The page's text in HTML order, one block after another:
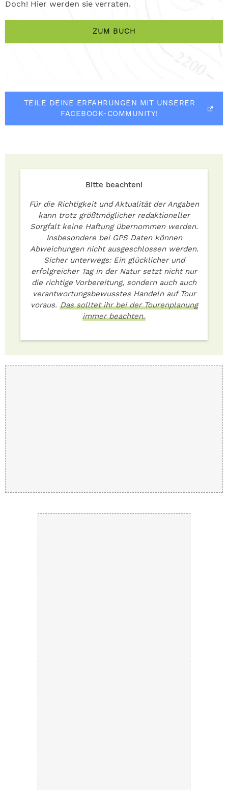
Doch! Hier werden sie verraten.
ZUM BUCH
TEILE DEINE ERFAHRUNGEN MIT UNSERER
FACEBOOK-COMMUNITY!
Bitte beachten!
Für die Richtigkeit und Aktualität der Angaben
kann trotz größtmöglicher redaktioneller
Sorgfalt keine Haftung übernommen werden.
Insbesondere bei GPS Daten können
Abweichungen nicht ausgeschlossen werden.
Sicher unterwegs: Ein glücklicher und
erfolgreicher Tag in der Natur setzt nicht nur
die richtige Vorbereitung, sondern auch auch
verantwortungsbewusstes Handeln auf Tour
voraus. Das solltet ihr bei der Tourenplanung
immer beachten.